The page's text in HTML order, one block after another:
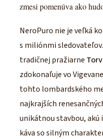
zmesi pomenúva ako
NeroPuro nie je veľká
s miliónmi
tradičnej pražiarne
zdokonaľuje vo
tohto lombardského
najkrajších
unikátnou stavbou, akú
káva so silným